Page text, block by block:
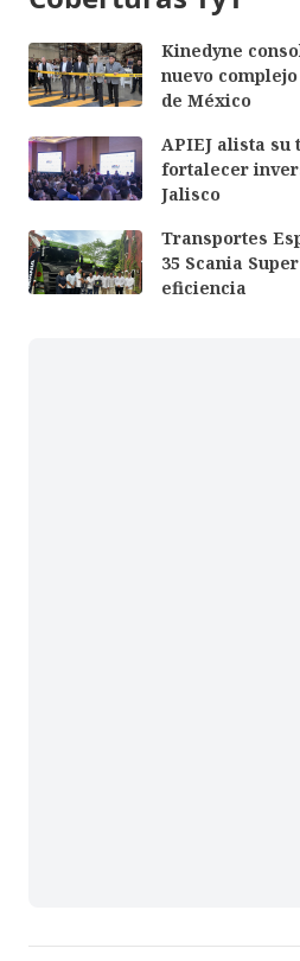
Kinedyne
nuevo
de México
APIEJ alista su
fortalecer
Jalisco
Transportes
35 Scania
eficiencia